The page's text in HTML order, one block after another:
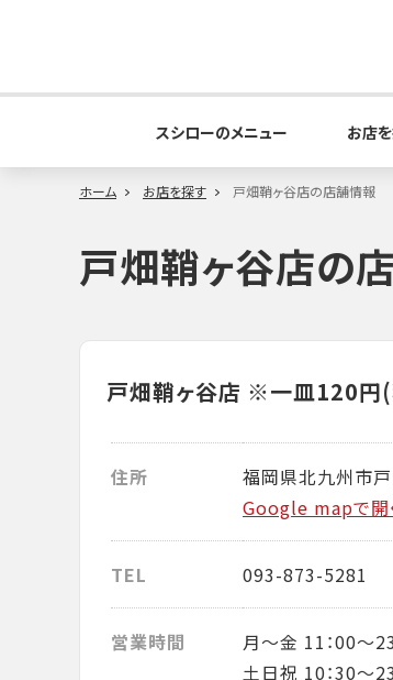
スシローのメニュー お店
ホーム お店を探す 戸畑鞘ヶ谷店の店舗情報
戸畑鞘ヶ谷店の
戸畑鞘ヶ谷店 ※一皿120円
住所
福岡県北九州市
Google mapで開
TEL 093-873-5281
営業時間
月～金 11：00～
土日祝 10：30～